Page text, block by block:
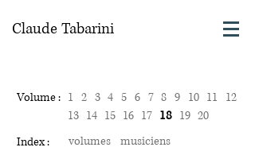
Claude Tabarini
Volume : 1 2 3 4 5 6 7 8 9 10 11
12
13 14 15 16 17 18 19 20
Index :
volumes musiciens